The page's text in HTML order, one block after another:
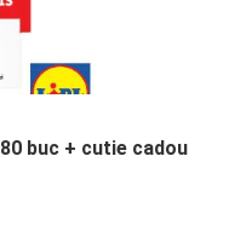
buc + cutie cadou